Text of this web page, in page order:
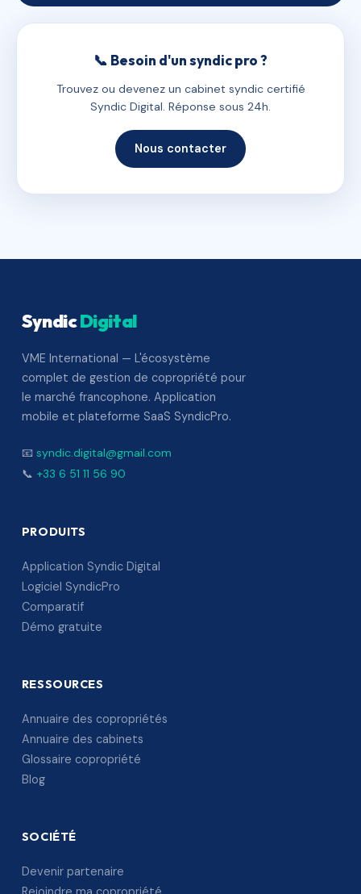
📞 Besoin d'un syndic pro ?
Trouvez ou devenez un cabinet syndic certifié
Syndic Digital. Réponse sous 24h.
Nous contacter
SyndicDigital
VME International — L'écosystème
complet de gestion de copropriété pour
le marché francophone. Application
mobile et plateforme SaaS SyndicPro.
📧 syndic.digital@gmail.com
📞 +33 6 51 11 56 90
PRODUITS
Application Syndic Digital
Logiciel SyndicPro
Comparatif
Démo gratuite
RESSOURCES
Annuaire des copropriétés
Annuaire des cabinets
Glossaire copropriété
Blog
SOCIÉTÉ
Devenir partenaire